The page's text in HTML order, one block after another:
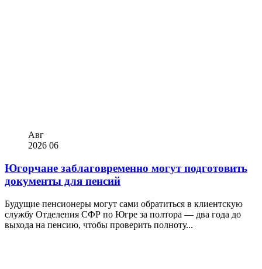
Авг
2026 06
Югорчане заблаговременно могут подготовить
документы для пенсий
Будущие пенсионеры могут сами обратиться в клиентскую
службу Отделения СФР по Югре за полтора — два года до
выхода на пенсию, чтобы проверить полноту...